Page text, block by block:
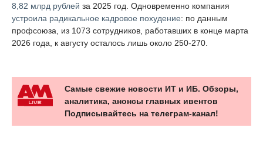
8,82 млрд рублей за 2025 год. Одновременно компания
устроила радикальное кадровое похудение: по данным
профсоюза, из 1073 сотрудников, работавших в конце марта
2026 года, к августу осталось лишь около 250-270.
Самые свежие новости ИТ и ИБ. Обзоры,
аналитика, анонсы главных ивентов
Подписывайтесь на телеграм-канал!